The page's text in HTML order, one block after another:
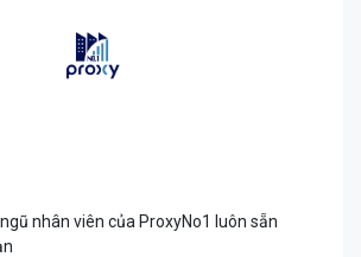
nhân viên của ProxyNo1 luôn sẵn